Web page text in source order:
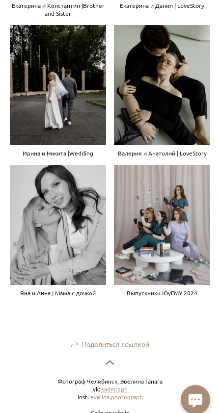
Екатерина и Константин |Brother
and Sister
Екатерина и Данил | LoveStory
Ирина и Никита |Wedding Валерия и Анатолий | LoveStory
Яна и Анна | Мама с дочкой Выпускники ЮуГМУ 2024
Поделиться ссылкой
Фотограф Челябинск, Эвелина Ганага
vk:sadmrzph
inst:evelina.photograph